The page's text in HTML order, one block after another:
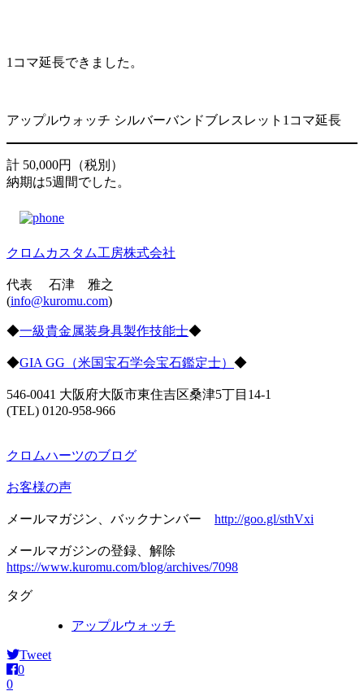
1コマ延長できました。
アップルウォッチ シルバーバンドブレスレット1コマ延長
計 50,000円（税別）
納期は5週間でした。
クロムカスタム工房株式会社
代表 石津 雅之
(info@kuromu.com)
◆一級貴金属装身具製作技能士◆
◆GIA GG（米国宝石学会宝石鑑定士） ◆
546-0041 大阪府大阪市東住吉区桑津5丁目14-1
(TEL) 0120-958-966
クロムハーツのブログ
お客様の声
メールマガジン、バックナンバー http://goo.gl/sthVxi
メールマガジンの登録、解除
https://www.kuromu.com/blog/archives/7098
タグ
アップルウォッチ
Tweet
0
0